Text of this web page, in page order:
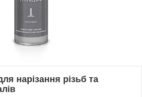
нарізання різьб та